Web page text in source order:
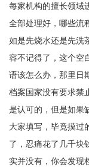
每家机构的擅长领域
全部处理好，哪些流
如是先烧水还是先洗
容不记得了，这个空
语该怎么办，那里日
档案国家没有要求禁
是认可的，但是如果
大家填写，毕竟摸过
了，忍痛花了几千块
实并没有，你会发现